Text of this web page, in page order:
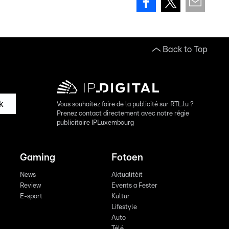
Back to Top
Vous souhaitez faire de la publicité sur RTL.lu ?
Prenez contact directement avec notre régie
publicitaire IPLuxembourg
Gaming
News
Review
E-sport
Fotoen
Aktualitéit
Events a Fester
Kultur
Lifestyle
Auto